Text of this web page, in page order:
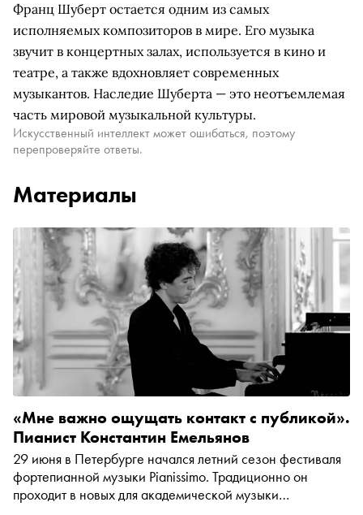
Франц Шуберт остается одним из самых
исполняемых композиторов в мире. Его музыка
звучит в концертных залах, используется в кино и
театре, а также вдохновляет современных
музыкантов. Наследие Шуберта — это неотъемлемая
часть мировой музыкальной культуры.
Искусственный интеллект может ошибаться, поэтому
перепроверяйте ответы.
Материалы
«Мне важно ощущать контакт с публикой».
Пианист Константин Емельянов
29 июня в Петербурге начался летний сезон фестиваля
фортепианной музыки Pianissimo. Традиционно он
проходит в новых для академической музыки